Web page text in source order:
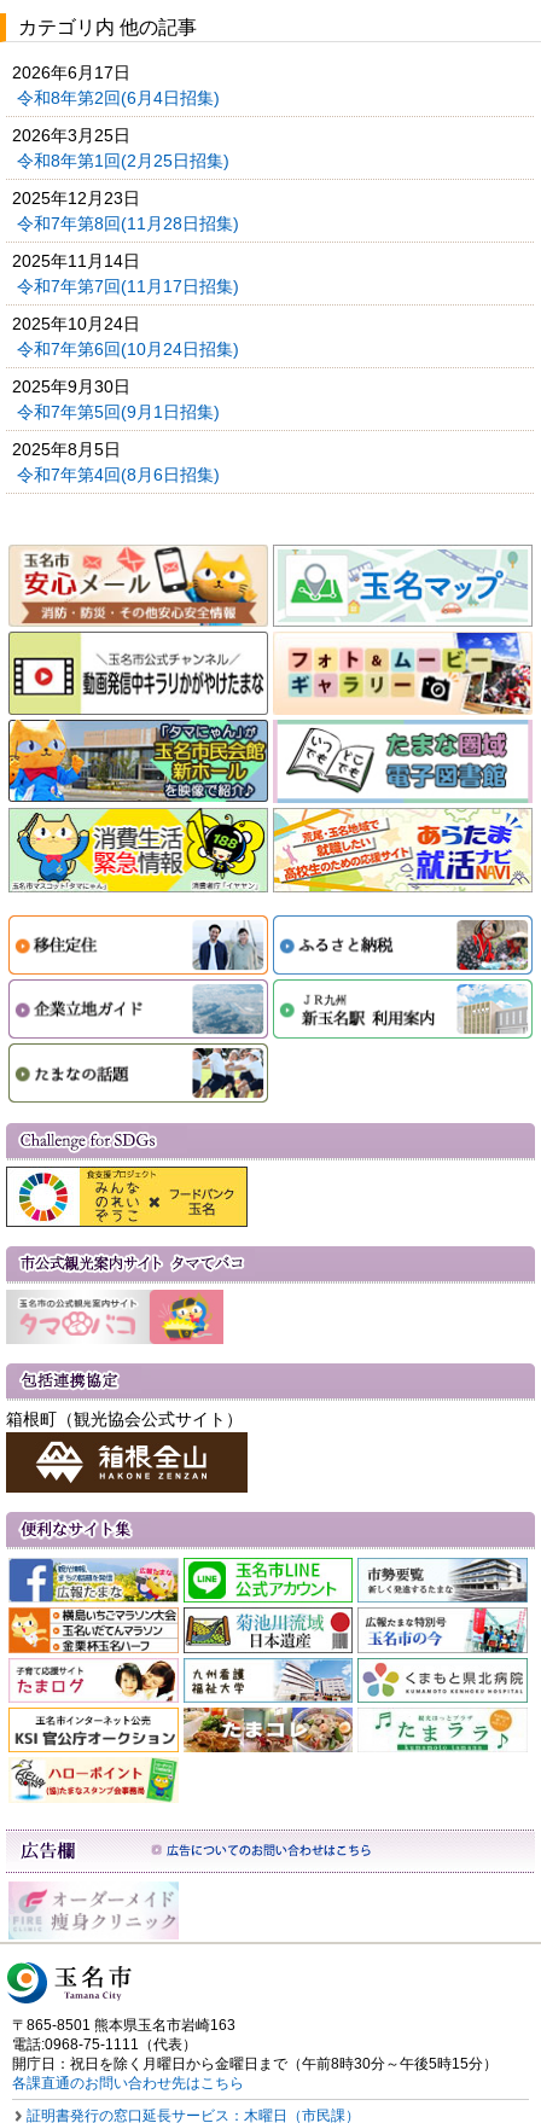
カテゴリ内 他の記事
2026年6月17日
令和8年第2回(6月4日招集)
2026年3月25日
令和8年第1回(2月25日招集)
2025年12月23日
令和7年第8回(11月28日招集)
2025年11月14日
令和7年第7回(11月17日招集)
2025年10月24日
令和7年第6回(10月24日招集)
2025年9月30日
令和7年第5回(9月1日招集)
2025年8月5日
令和7年第4回(8月6日招集)
箱根町（観光協会公式サイト）
〒865-8501 熊本県玉名市岩崎163
電話:0968-75-1111（代表）
開庁日：祝日を除く月曜日から金曜日まで（午前8時30分～午後5時15分）
各課直通のお問い合わせ先はこちら
証明書発行の窓口延長サービス：木曜日（市民課）